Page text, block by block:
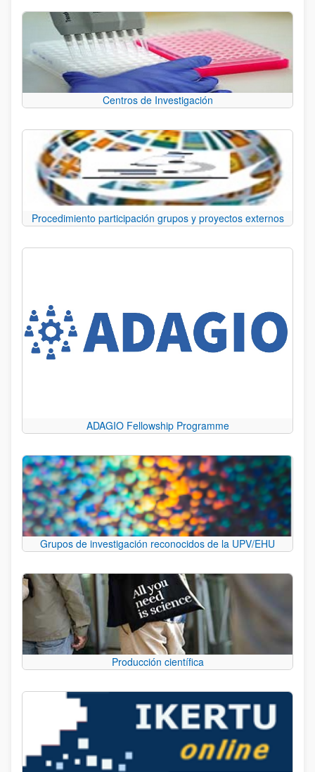
Centros de Investigación
Procedimiento participación grupos y proyectos externos
ADAGIO Fellowship Programme
Grupos de investigación reconocidos de la UPV/EHU
Producción científica